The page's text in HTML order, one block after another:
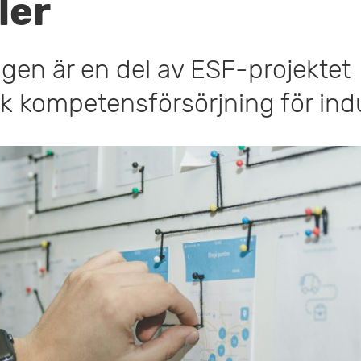
är en del av ESF-projektet
kompetensförsörjning för